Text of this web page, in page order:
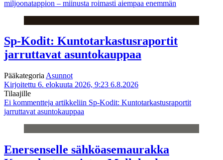
miljoonatappion – miinusta roimasti aiempaa enemmän
Sp-Kodit: Kuntotarkastusraportit
jarruttavat asuntokauppaa
Pääkategoria Asunnot
Kirjoitettu 6. elokuuta 2026, 9:23 6.8.2026
Tilaajille
Ei kommentteja artikkeliin Sp-Kodit: Kuntotarkastusraportit
jarruttavat asuntokauppaa
Enersenselle sähköasemaurakka